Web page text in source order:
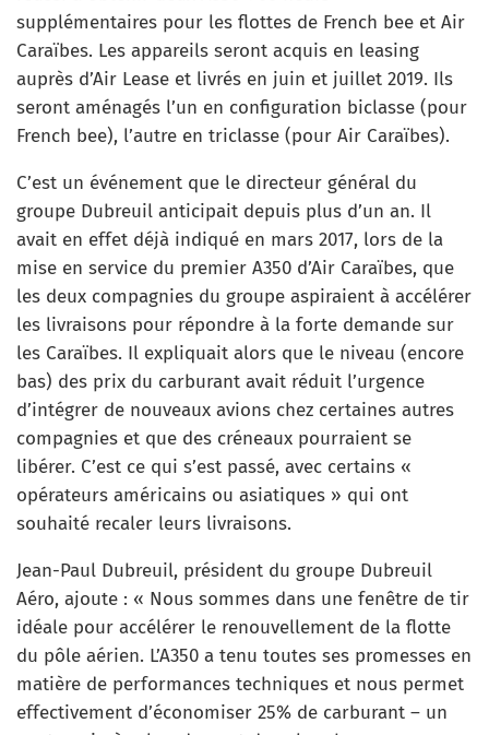
supplémentaires pour les flottes de French bee et Air
Caraïbes. Les appareils seront acquis en leasing
auprès d’Air Lease et livrés en juin et juillet 2019. Ils
seront aménagés l’un en configuration biclasse (pour
French bee), l’autre en triclasse (pour Air Caraïbes).
C’est un événement que le directeur général du
groupe Dubreuil anticipait depuis plus d’un an. Il
avait en effet déjà indiqué en mars 2017, lors de la
mise en service du premier A350 d’Air Caraïbes, que
les deux compagnies du groupe aspiraient à accélérer
les livraisons pour répondre à la forte demande sur
les Caraïbes. Il expliquait alors que le niveau (encore
bas) des prix du carburant avait réduit l’urgence
d’intégrer de nouveaux avions chez certaines autres
compagnies et que des créneaux pourraient se
libérer. C’est ce qui s’est passé, avec certains «
opérateurs américains ou asiatiques » qui ont
souhaité recaler leurs livraisons.
Jean-Paul Dubreuil, président du groupe Dubreuil
Aéro, ajoute : « Nous sommes dans une fenêtre de tir
idéale pour accélérer le renouvellement de la flotte
du pôle aérien. L’A350 a tenu toutes ses promesses en
matière de performances techniques et nous permet
effectivement d’économiser 25% de carburant – un